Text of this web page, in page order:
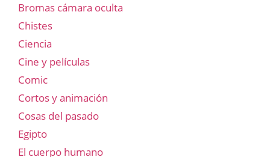
Bromas cámara oculta
Chistes
Ciencia
Cine y películas
Comic
Cortos y animación
Cosas del pasado
Egipto
El cuerpo humano